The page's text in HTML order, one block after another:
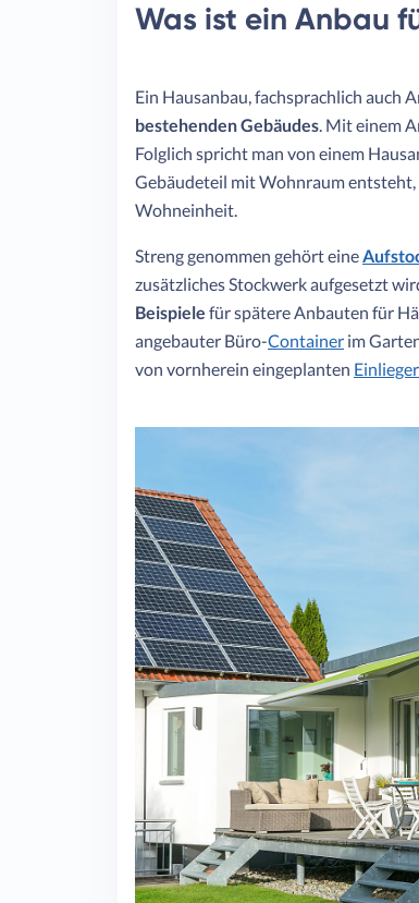
Was ist ein Anbau
Ein Hausanbau, fachsprachlich auch
bestehenden Gebäudes. Mit einem
Folglich spricht man von einem
Gebäudeteil mit Wohnraum entsteht,
Wohneinheit.
Streng genommen gehört eine
zusätzliches Stockwerk aufgesetzt
Beispiele für spätere Anbauten für
angebauter Büro-Container im
von vornherein eingeplanten